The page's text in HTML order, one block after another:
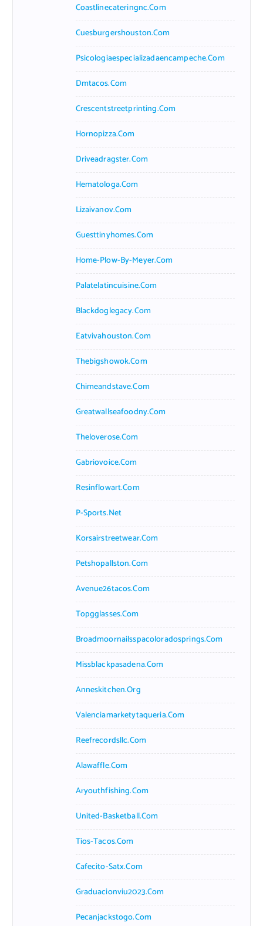
Coastlinecateringnc.com
Cuesburgershouston.com
Psicologiaespecializadaencampeche.com
Dmtacos.com
Crescentstreetprinting.com
Hornopizza.com
Driveadragster.com
Hematologa.com
Lizaivanov.com
Guesttinyhomes.com
Home-Plow-By-Meyer.com
Palatelatincuisine.com
Blackdoglegacy.com
Eatvivahouston.com
Thebigshowok.com
Chimeandstave.com
Greatwallseafoodny.com
Theloverose.com
Gabriovoice.com
Resinflowart.com
P-Sports.net
Korsairstreetwear.com
Petshopallston.com
Avenue26tacos.com
Topgglasses.com
Broadmoornailsspacoloradosprings.com
Missblackpasadena.com
Anneskitchen.org
Valenciamarketytaqueria.com
Reefrecordsllc.com
Alawaffle.com
Aryouthfishing.com
United-Basketball.com
Tios-Tacos.com
Cafecito-Satx.com
Graduacionviu2023.com
Pecanjackstogo.com